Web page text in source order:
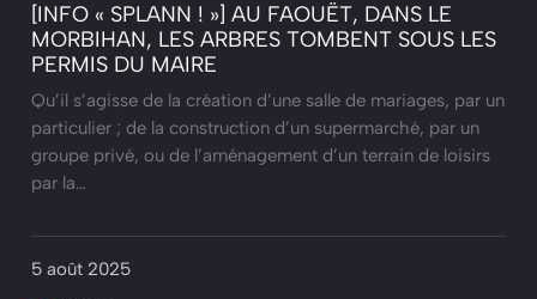
[INFO « SPLANN ! »] AU FAOUËT, DANS LE
MORBIHAN, LES ARBRES TOMBENT SOUS LES
PERMIS DU MAIRE
Qu’il s’agisse de la création d’une salle de mariages, par un
particulier ; de la construction d’un supermarché, par un
groupe privé, ou de l’aménagement d’un terrain de loisirs
par la…
5 août 2025